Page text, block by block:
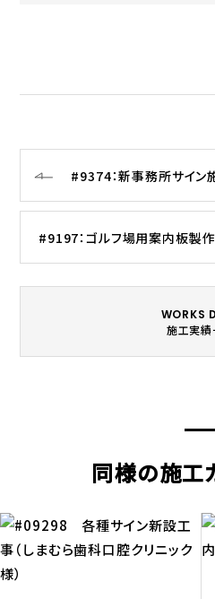
#9374：新事務所サイン
#9197：ゴルフ場用案内板製作
WORKS
施工実績
同様の施工